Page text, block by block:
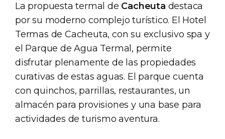
La propuesta termal de Cacheuta destaca
por su moderno complejo turístico. El Hotel
Termas de Cacheuta, con su exclusivo spa y
el Parque de Agua Termal, permite
disfrutar plenamente de las propiedades
curativas de estas aguas. El parque cuenta
con quinchos, parrillas, restaurantes, un
almacén para provisiones y una base para
actividades de turismo aventura.